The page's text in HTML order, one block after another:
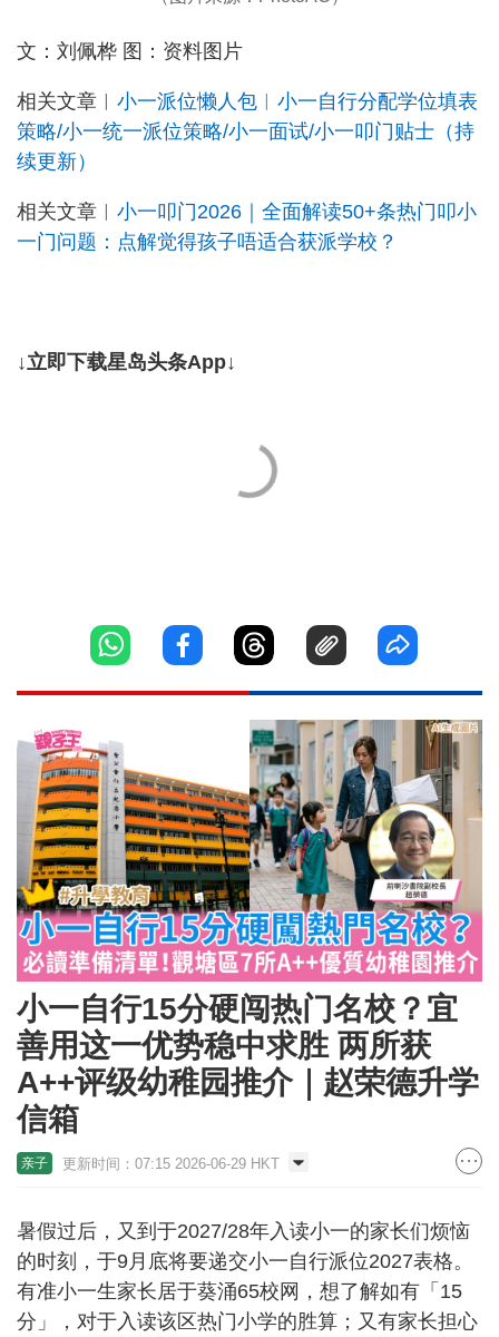
文：刘佩桦 图：资料图片
相关文章︳ 小一派位懒人包︳小一自行分配学位填表
策略/小一统一派位策略/小一面试/小一叩门贴士（持
续更新）
相关文章︳ 小一叩门2026｜全面解读50+条热门叩小
一门问题：点解觉得孩子唔适合获派学校？
↓立即下载星岛头条App↓
小一自行15分硬闯热门名校？宜
善用这一优势稳中求胜 两所获
A++评级幼稚园推介｜赵荣德升学
信箱
亲子 更新时间：07:15 2026-06-29 HKT
暑假过后，又到于2027/28年入读小一的家长们烦恼
的时刻，于9月底将要递交小一自行派位2027表格。
有准小一生家长居于葵涌65校网，想了解如有「15
分」，对于入读该区热门小学的胜算；又有家长担心